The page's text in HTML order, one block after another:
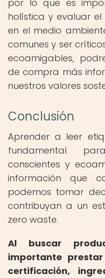
por lo que es
holística y evaluar
en el medio
comunes y ser
ecoamigables,
de compra más
nuestros valores
Conclusión
Aprender a leer
fundamental
conscientes y
información que
podemos tomar
contribuyan a un
zero waste.
Al buscar
importante
certificación,